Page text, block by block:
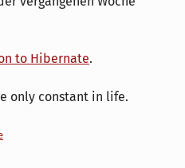
to Hibernate.
only constant in life.